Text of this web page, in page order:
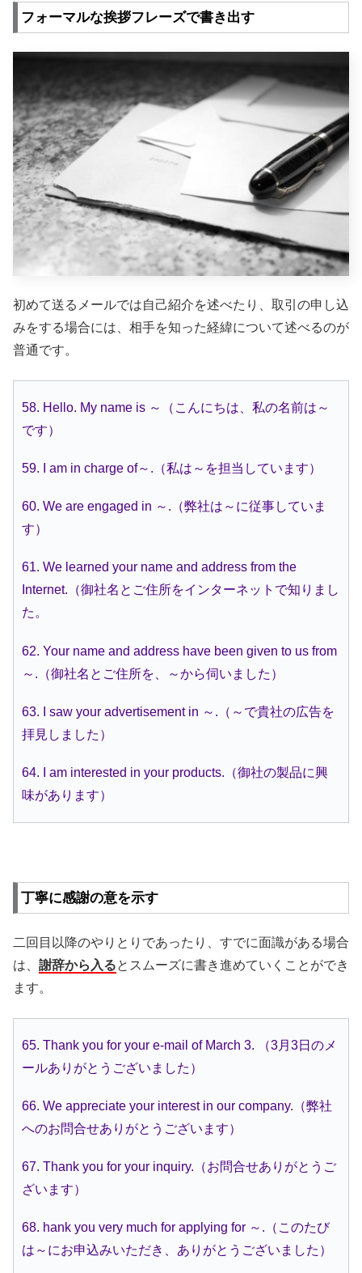
フォーマルな挨拶フレーズで書き出す
初めて送るメールでは自己紹介を述べたり、取引の申し込
みをする場合には、相手を知った経緯について述べるのが
普通です。
58. Hello. My name is ～（こんにちは、私の名前は～
です）
59. I am in charge of～.（私は～を担当しています）
60. We are engaged in ～.（弊社は～に従事していま
す）
61. We learned your name and address from the
Internet.（御社名とご住所をインターネットで知りまし
た。
62. Your name and address have been given to us from
～.（御社名とご住所を、～から伺いました）
63. I saw your advertisement in ～.（～で貴社の広告を
拝見しました）
64. I am interested in your products.（御社の製品に興
味があります）
丁寧に感謝の意を示す
二回目以降のやりとりであったり、すでに面識がある場合
は、 謝辞から入るとスムーズに書き進めていくことができ
ます。
65. Thank you for your e-mail of March 3. （3月3日のメ
ールありがとうございました）
66. We appreciate your interest in our company.（弊社
へのお問合せありがとうございます）
67. Thank you for your inquiry.（お問合せありがとうご
ざいます）
68. hank you very much for applying for ～.（このたび
は～にお申込みいただき、ありがとうございました）